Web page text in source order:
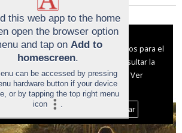
de 2022
sobre el Uso de cookies:
cookies nuestras y de terceros para el
del digital. Puedes consultar la
de cookies y como desconectarlas.
Ver
Política de Privacidad y Cookies
Aceptar Cookies
Personalizar
this web app to the home
open the browser option
and tap on Add to
homescreen.
can be accessed by pressing
hardware button if your device
or by tapping the top right menu
icon
.